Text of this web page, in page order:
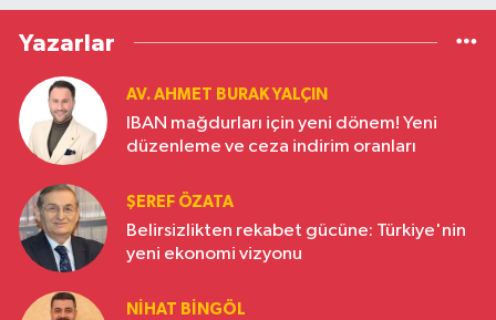
Yazarlar
AV. AHMET BURAK YALÇIN
IBAN mağdurları için yeni dönem! Yeni
düzenleme ve ceza indirim oranları
ŞEREF ÖZATA
Belirsizlikten rekabet gücüne: Türkiye'nin
yeni ekonomi vizyonu
NIHAT BINGÖL